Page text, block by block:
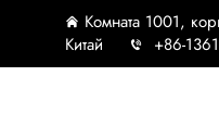
Комната 1001,
Китай
+86-